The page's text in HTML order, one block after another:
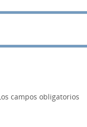
campos obligatorios